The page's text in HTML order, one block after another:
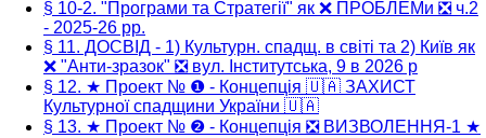
§ 10-2. "Програми та Стратегії" як ❌ ПРОБЛЕМи ❎ ч.2
- 2025-26 рр.
§ 11. ДОСВІД - 1) Культурн. спадщ. в світі та 2) Київ як
❌ "Анти-зразок" ❎ вул. Інститутська, 9 в 2026 р
§ 12. ★ Проект № ❶ - Концепція 🇺🇦 ЗАХИСТ
Культурної спадщини України 🇺🇦
§ 13. ★ Проект № ❷ - Концепція ❎ ВИЗВОЛЕННЯ-1 ★